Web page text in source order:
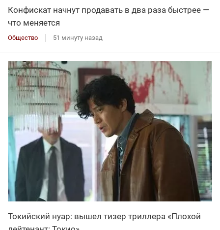
Конфискат начнут продавать в два раза быстрее —
что меняется
Общество 51 минуту назад
Токийский нуар: вышел тизер триллера «Плохой